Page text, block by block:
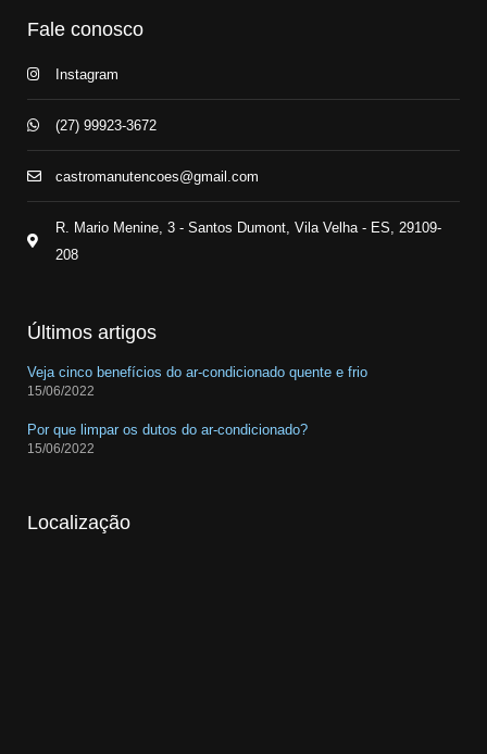
Fale conosco
Instagram
(27) 99923-3672
castromanutencoes@gmail.com
R. Mario Menine, 3 - Santos Dumont, Vila Velha - ES, 29109-
208
Últimos artigos
Veja cinco benefícios do ar-condicionado quente e frio
15/06/2022
Por que limpar os dutos do ar-condicionado?
15/06/2022
Localização